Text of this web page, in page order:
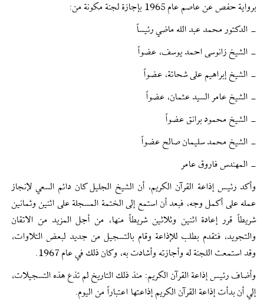
برواية حفص عن عاصم عام 1965 بإجازة لجنة مكونة من:
- الدكتور محمد عبد الله ماضي رئيساً
- الشيخ زانوسى احمد يوسف، عضواً
- الشيخ إبراهيم على شحاتة، عضواً
- الشيخ عامر السيد عثمان، عضواً
- الشيخ محمود برانق عضواً
- الشيخ محمد سليمان صالح عضواً
- المهندس فاروق عامر
وأكد رئيس إذاعة القرآن الكريم، أن الشيخ الجليل كان دائم السعي لإنجاز
عمله على أكمل وجه، فبعد أن استمع إلى الختمة المسجلة على اثنين وثمانين
شريطاً قرر إعادة اثنين وثلاثين شريطاً منها، من أجل المزيد من الاتقان
والتجويد، فتقدم بطلب للإذاعة وقام بالتسجيل من جديد لبعض التلاوات،
وقد استمعت اللجنة له وأجازته وأشادت به، وكان ذلك في عام 1967.
وأضاف رئيس إذاعة القرآن الكريم: منذ ذلك التاريخ لم تذع هذه التسجيلات،
إلي أن بدأت إذاعة القرآن الكريم إذاعتها اعتباراً من اليوم.